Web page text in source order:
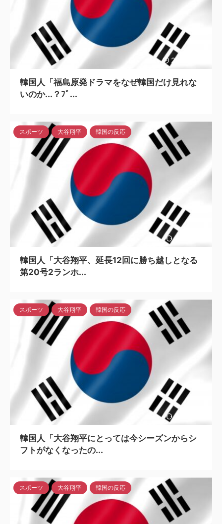
2023/6/13
韓国人「福島原発ドラマをなぜ韓国だけ見れな
いのか...？ﾌﾞ...
2024/5/6
スポーツ 大谷翔平 韓国の反応
韓国人「大谷翔平、延長12回に勝ち越しとなる
第20号2ランホ...
2024/5/6
スポーツ 大谷翔平 韓国の反応
韓国人「大谷翔平にとっては今シーズンからシ
フトがなくなったの...
スポーツ 大谷翔平 韓国の反応